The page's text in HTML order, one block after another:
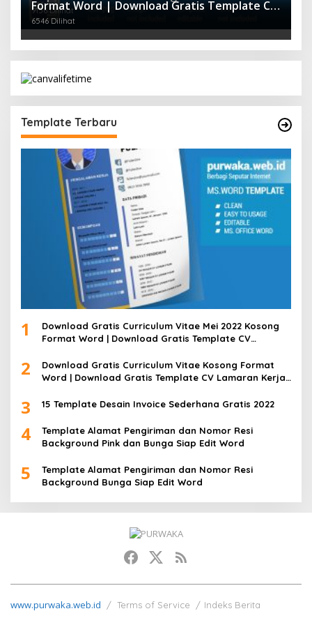
9156 Dilihat
Format Word | Download Gratis Template CV
Lamaran Kerja Doc Mudah Diedit
6546 Dilihat
Template Terbaru
1
Download Gratis Curriculum Vitae Mei 2022 Kosong
Format Word | Download Gratis Template CV
2
Download Gratis Curriculum Vitae Kosong Format
Word | Download Gratis Template CV Lamaran Kerja
3 15 Template Desain Invoice Sederhana Gratis 2022
4
Template Alamat Pengiriman dan Nomor Resi
Background Pink dan Bunga Siap Edit Word
5
Template Alamat Pengiriman dan Nomor Resi
Background Bunga Siap Edit Word
www.purwaka.web.id Terms of Service Indeks Berita